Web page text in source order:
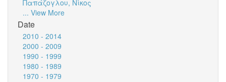
Παπάζογλου, Νίκος
... View More
Date
2010 - 2014
2000 - 2009
1990 - 1999
1980 - 1989
1970 - 1979